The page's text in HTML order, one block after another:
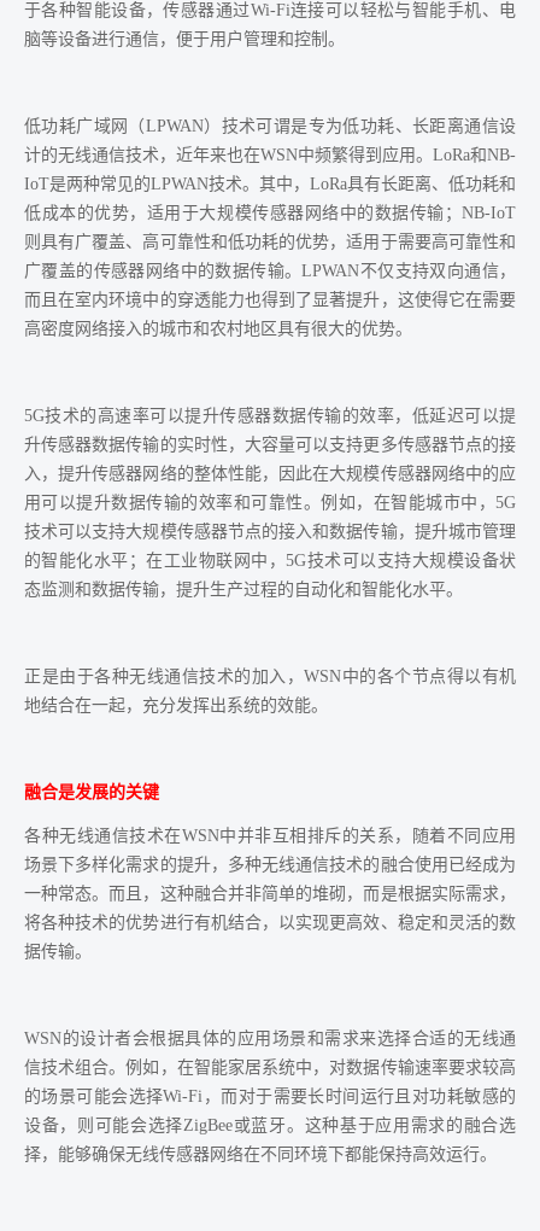
于各种智能设备，传感器通过Wi-Fi连接可以轻松与智能手机、电
脑等设备进行通信，便于用户管理和控制。
低功耗广域网（LPWAN）技术可谓是专为低功耗、长距离通信设
计的无线通信技术，近年来也在WSN中频繁得到应用。LoRa和NB-
IoT是两种常见的LPWAN技术。其中，LoRa具有长距离、低功耗和
低成本的优势，适用于大规模传感器网络中的数据传输；NB-IoT
则具有广覆盖、高可靠性和低功耗的优势，适用于需要高可靠性和
广覆盖的传感器网络中的数据传输。LPWAN不仅支持双向通信，
而且在室内环境中的穿透能力也得到了显著提升，这使得它在需要
高密度网络接入的城市和农村地区具有很大的优势。
5G技术的高速率可以提升传感器数据传输的效率，低延迟可以提
升传感器数据传输的实时性，大容量可以支持更多传感器节点的接
入，提升传感器网络的整体性能，因此在大规模传感器网络中的应
用可以提升数据传输的效率和可靠性。例如，在智能城市中，5G
技术可以支持大规模传感器节点的接入和数据传输，提升城市管理
的智能化水平；在工业物联网中，5G技术可以支持大规模设备状
态监测和数据传输，提升生产过程的自动化和智能化水平。
正是由于各种无线通信技术的加入，WSN中的各个节点得以有机
地结合在一起，充分发挥出系统的效能。
融合是发展的关键
各种无线通信技术在WSN中并非互相排斥的关系，随着不同应用
场景下多样化需求的提升，多种无线通信技术的融合使用已经成为
一种常态。而且，这种融合并非简单的堆砌，而是根据实际需求，
将各种技术的优势进行有机结合，以实现更高效、稳定和灵活的数
据传输。
WSN的设计者会根据具体的应用场景和需求来选择合适的无线通
信技术组合。例如，在智能家居系统中，对数据传输速率要求较高
的场景可能会选择Wi-Fi，而对于需要长时间运行且对功耗敏感的
设备，则可能会选择ZigBee或蓝牙。这种基于应用需求的融合选
择，能够确保无线传感器网络在不同环境下都能保持高效运行。